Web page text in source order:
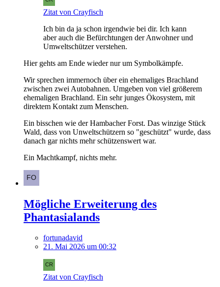
Zitat von Crayfisch
Ich bin da ja schon irgendwie bei dir. Ich kann
aber auch die Befürchtungen der Anwohner und
Umweltschützer verstehen.
Hier gehts am Ende wieder nur um Symbolkämpfe.
Wir sprechen immernoch über ein ehemaliges Brachland
zwischen zwei Autobahnen. Umgeben von viel größerem
ehemaligen Brachland. Ein sehr junges Ökosystem, mit
direktem Kontakt zum Menschen.
Ein bisschen wie der Hambacher Forst. Das winzige Stück
Wald, dass von Unweltschützern so "geschützt" wurde, dass
danach gar nichts mehr schützenswert war.
Ein Machtkampf, nichts mehr.
Mögliche Erweiterung des
Phantasialands
fortunadavid
21. Mai 2026 um 00:32
Zitat von Crayfisch